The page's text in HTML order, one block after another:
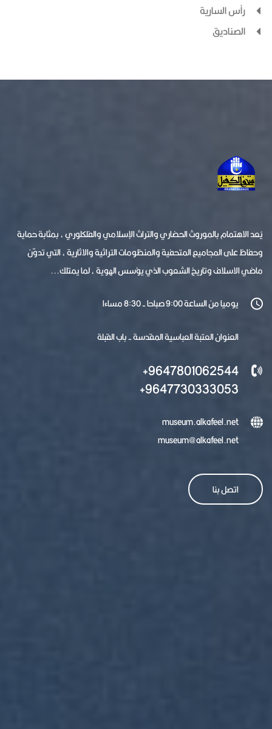
رأس السارية
الصناديق
يُعد الاهتمام بالموروث الحضاري والتراث الإسلامي والفلكلوري ، بمثابة حماية
وحفاظ على المجاميع المتحفية والمنظومات التراثية والاثارية ، التي تدوّن
ماضي الاسلاف وتاريخ الشعوب الذي يؤسس الهوية ، لما يمتلك...
يوميا من الساعة 9:00 صباحا - 8:30 مساءا
العنوان العتبة العباسية المقدسة - باب القبلة
9647801062544+
9647730333053+
museum.alkafeel.net
museum@alkafeel.net
اتصل بنا